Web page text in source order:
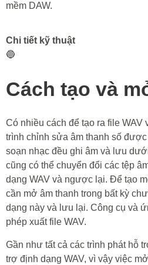
mềm DAW.
Chi tiết kỹ thuật
🔵
Cách tạo và
Có nhiều cách để tạo ra file WAV
trình chỉnh sửa âm thanh số
soạn nhạc đều ghi âm và lưu
cũng có thể chuyển đổi các tệp
dạng WAV và ngược lại. Để tạo
cần mở âm thanh trong bất kỳ
dạng này và lưu lại. Công cụ và
phép xuất file WAV.
Gần như tất cả các trình phát hỗ
trợ định dạng WAV, vì vậy việc